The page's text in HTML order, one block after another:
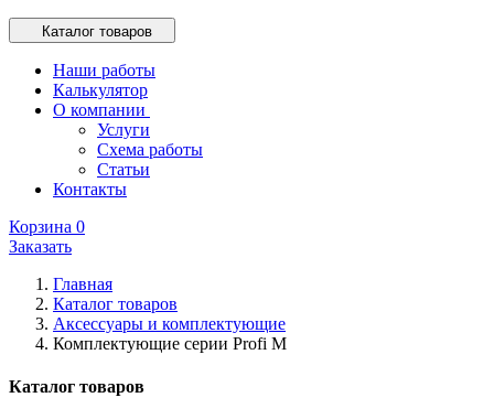
Каталог товаров
Наши работы
Калькулятор
О компании
Услуги
Схема работы
Статьи
Контакты
Корзина 0
Заказать
Главная
Каталог товаров
Аксессуары и комплектующие
Комплектующие серии Profi M
Каталог товаров